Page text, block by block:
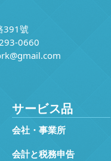
391號
0660
サービス品
会社・事業所
会計と税務申告